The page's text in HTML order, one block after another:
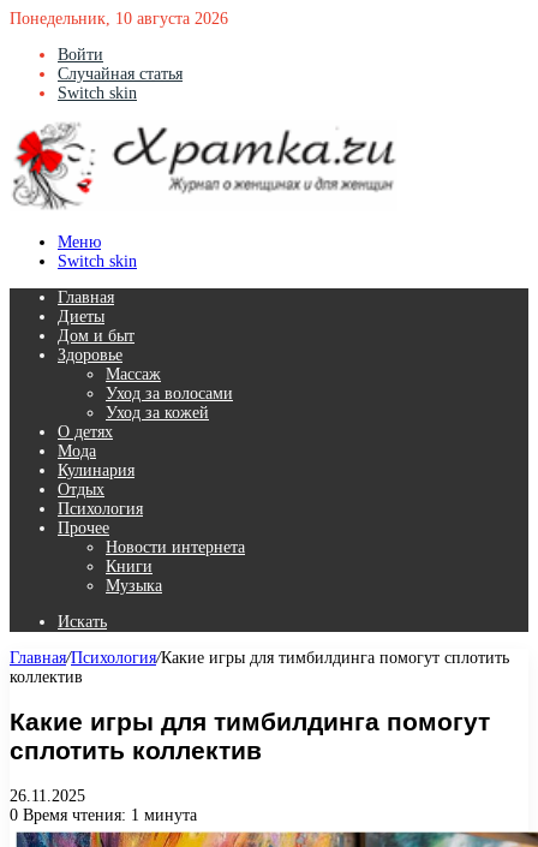
Понедельник, 10 августа 2026
Войти
Случайная статья
Switch skin
Меню
Switch skin
Главная
Диеты
Дом и быт
Здоровье
Массаж
Уход за волосами
Уход за кожей
О детях
Мода
Кулинария
Отдых
Психология
Прочее
Новости интернета
Книги
Музыка
Искать
Главная/Психология/Какие игры для тимбилдинга помогут сплотить
коллектив
Какие игры для тимбилдинга помогут
сплотить коллектив
26.11.2025
0 Время чтения: 1 минута